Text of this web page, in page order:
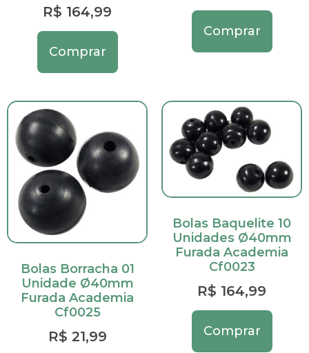
R$ 164,99
Comprar
Comprar
Bolas Borracha 01
Unidade Ø40mm
Furada Academia
Cf0025
R$ 21,99
Bolas Baquelite 10
Unidades Ø40mm
Furada Academia
Cf0023
R$ 164,99
Comprar